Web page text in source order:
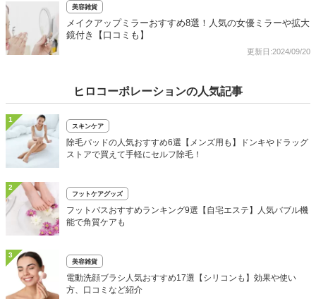
美容雑貨
メイクアップミラーおすすめ8選！人気の女優ミラーや拡大
鏡付き【口コミも】
更新日:2024/09/20
ヒロコーポレーションの人気記事
1
スキンケア
除毛パッドの人気おすすめ6選【メンズ用も】ドンキやドラッグ
ストアで買えて手軽にセルフ除毛！
2
フットケアグッズ
フットバスおすすめランキング9選【自宅エステ】人気バブル機
能で角質ケアも
3
美容雑貨
電動洗顔ブラシ人気おすすめ17選【シリコンも】効果や使い
方、口コミなど紹介